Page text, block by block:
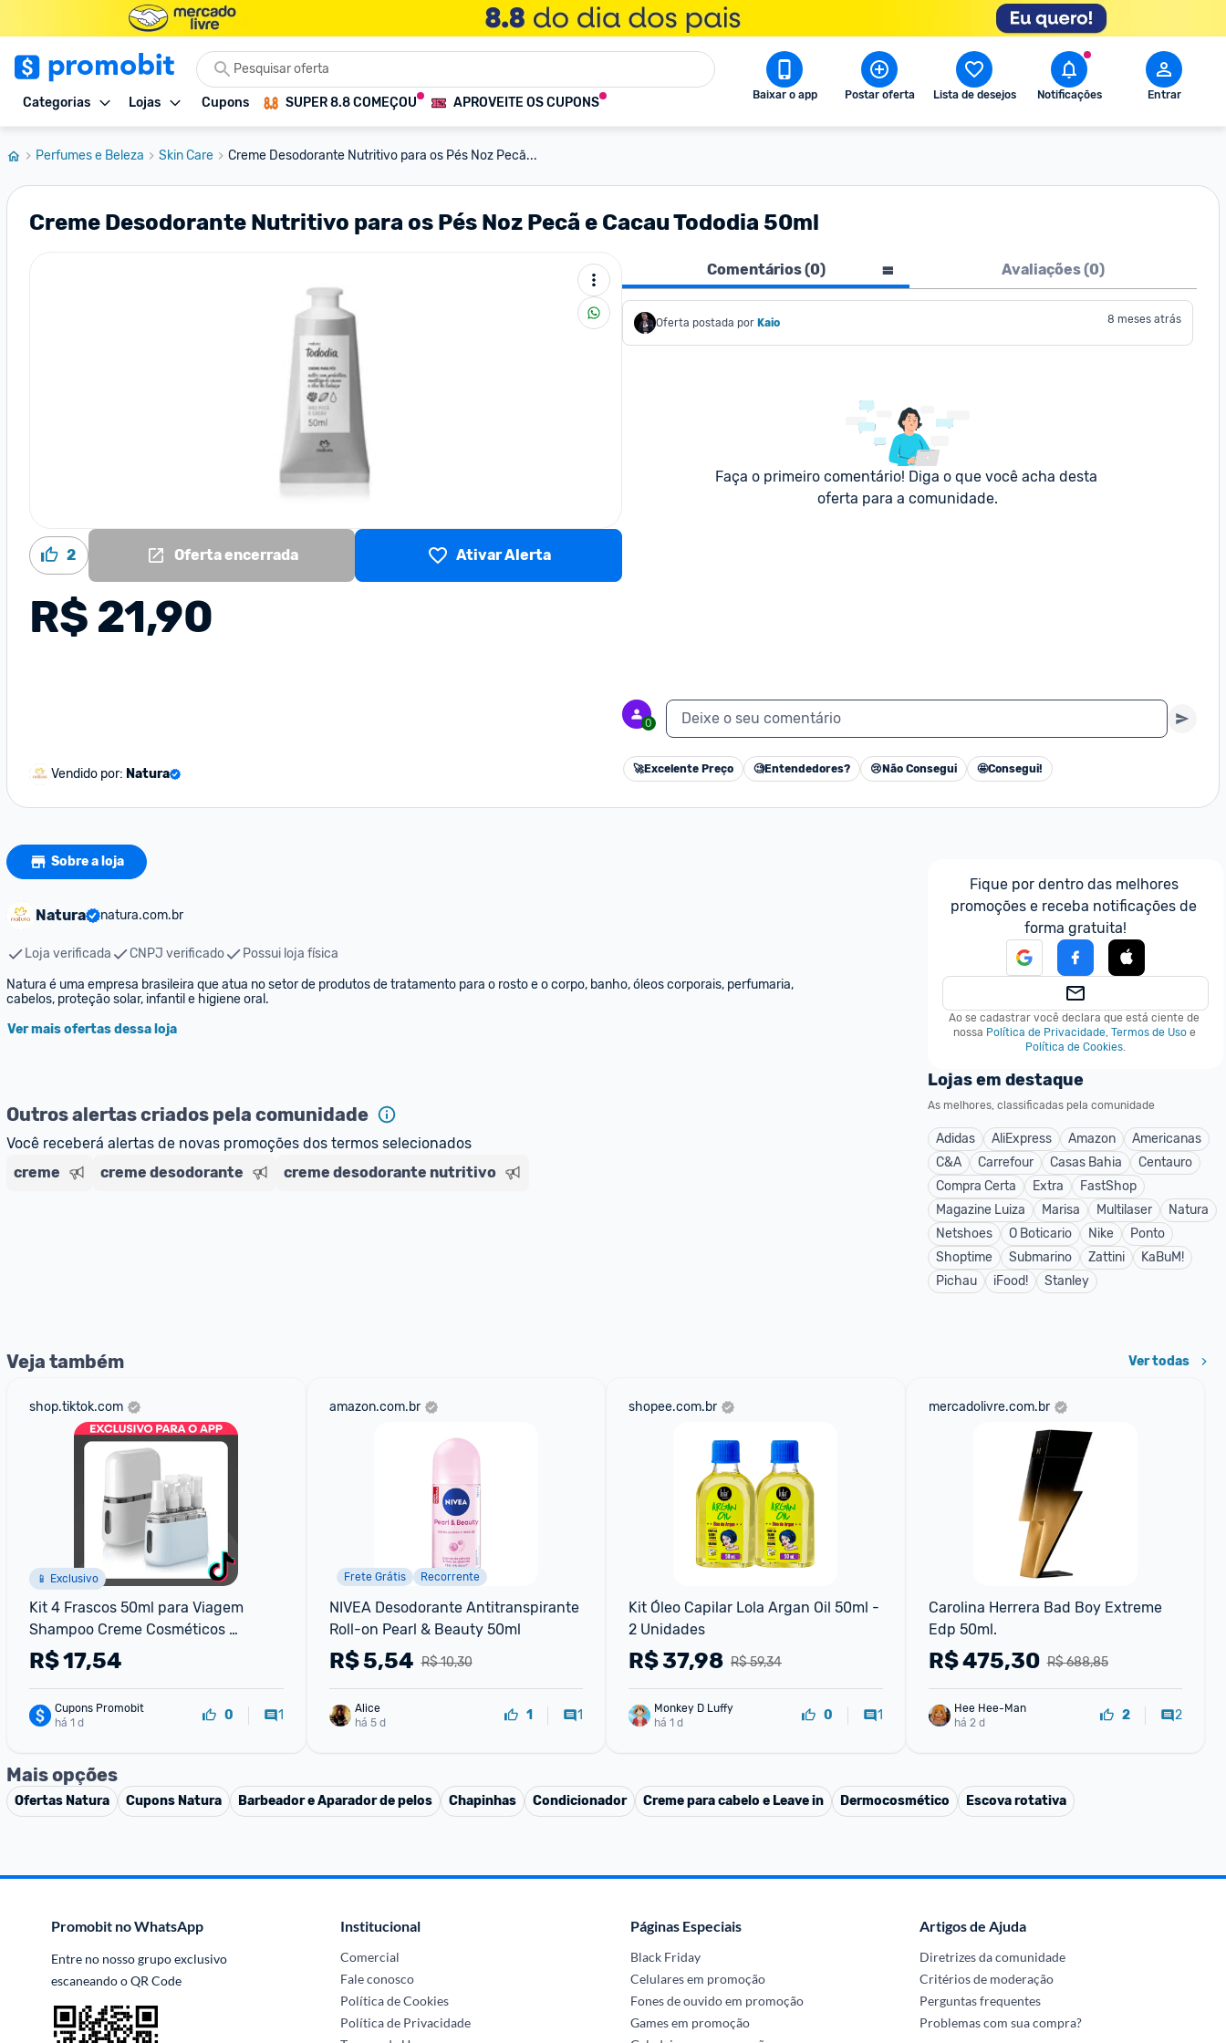
Categorias Lojas Cupons SUPER 8.8 COMEÇOU APROVEITE OS CUPONS Baixar o app Postar oferta Lista de desejos Notificações Entrar
Perfumes e Beleza Skin Care Creme Desodorante Nutritivo para os Pés Noz Pecã...
Creme Desodorante Nutritivo para os Pés Noz Pecã e Cacau Tododia 50ml
2 Oferta encerrada Ativar Alerta
R$ 21,90
Vendido por: Natura
Comentários (0) Avaliações (0)
Oferta postada por Kaio 8 meses atrás
Faça o primeiro comentário! Diga o que você acha desta
oferta para a comunidade.
0 Deixe o seu comentário
🚀Excelente Preço 🧐Entendedores? 😢 Não Consegui 🤩Consegui!
Sobre a loja
Natura natura.com.br
Loja verificada CNPJ verificado
Possui loja física
Natura é uma empresa brasileira que atua no setor de produtos de tratamento para o rosto e o corpo, banho, óleos corporais, perfumaria,
cabelos, proteção solar, infantil e higiene oral.
Ver mais ofertas dessa loja
Outros alertas criados pela comunidade
Você receberá alertas de novas promoções dos termos selecionados
creme
creme desodorante creme desodorante nutritivo
Fique por dentro das melhores
promoções e receba notificações de
forma gratuita!
Ao se cadastrar você declara que está ciente de
nossa Política de Privacidade, Termos de Uso e
Política de Cookies.
Lojas em destaque
As melhores, classificadas pela comunidade
Adidas AliExpress Amazon
Americanas
C&A
Carrefour Casas Bahia
Centauro
Compra Certa
Extra
FastShop
Magazine Luiza
Marisa Multilaser
Natura
Netshoes
O Boticario Nike
Ponto
Shoptime
Submarino Zattini
KaBuM!
Pichau
iFood! Stanley
Veja também Ver todas
shop.tiktok.com
📱 Exclusivo
Kit 4 Frascos 50ml para Viagem
Shampoo Creme Cosméticos
Reutilizáveis
R$17,54
Cupons Promobit
há 1 d
0 1
amazon.com.br
Frete Grátis Recorrente
NIVEA Desodorante Antitranspirante
Roll-on Pearl & Beauty 50ml
R$ 10,30
R$5,54
Alice
há 5 d
1 1
shopee.com.br
Kit Óleo Capilar Lola Argan Oil 50ml -
2 Unidades
R$ 59,34
R$37,98
Monkey D Luffy
há 1 d
0 1
mercadolivre.com.br
Carolina Herrera Bad Boy Extreme
Edp 50ml.
R$ 688,85
R$475,30
Hee Hee-Man
há 2 d
2 2
Mais opções
Ofertas Natura Cupons Natura Barbeador e Aparador de pelos Chapinhas Condicionador Creme para cabelo e Leave in Dermocosmético Escova rotativa
Promobit no WhatsApp
Entre no nosso grupo exclusivo
escaneando o QR Code
Institucional
Comercial
Fale conosco
Política de Cookies
Política de Privacidade
Páginas Especiais
Black Friday
Celulares em promoção
Fones de ouvido em promoção
Games em promoção
Artigos de Ajuda
Diretrizes da comunidade
Critérios de moderação
Perguntas frequentes
Problemas com sua compra?